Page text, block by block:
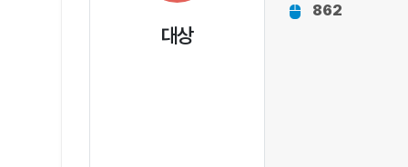
대상
862